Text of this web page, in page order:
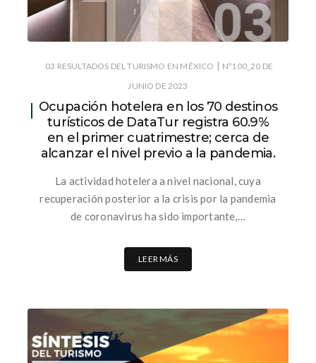
03 RESULTADOS DEL TURISMO EN MÉXICO | Nº100_20 DE
JUNIO DE 2023
Ocupación hotelera en los 70 destinos
turísticos de DataTur registra 60.9%
en el primer cuatrimestre; cerca de
alcanzar el nivel previo a la pandemia.
La actividad hotelera a nivel nacional, cuya
recuperación posterior a la crisis por la pandemia
de coronavirus ha sido importante,…
LEER MÁS